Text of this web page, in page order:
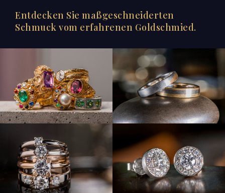
Entdecken Sie maßgeschneiderten
Schmuck vom erfahrenen Goldschmied.